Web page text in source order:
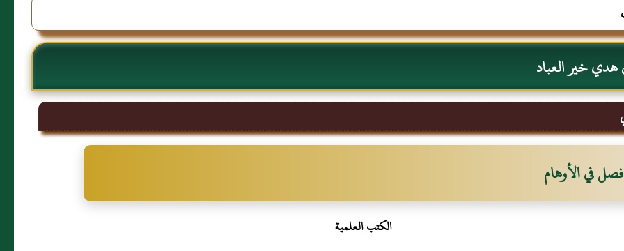
هدي خير العباد
فصل في الأوهام
الكتب العلمية